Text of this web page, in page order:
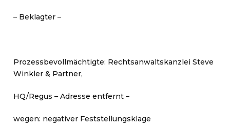
– Beklagter –
Prozessbevollmächtigte: Rechtsanwaltskanzlei Steve
Winkler & Partner,
HQ/Regus – Adresse entfernt –
wegen: negativer Feststellungsklage